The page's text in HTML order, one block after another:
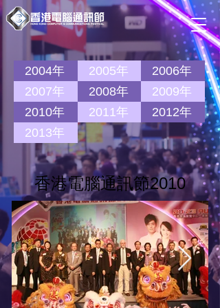
2004年 2005年
2006年
2007年
2008年
2009年
2010年
2011年
2012年
2013年
​香港電腦通訊節2010